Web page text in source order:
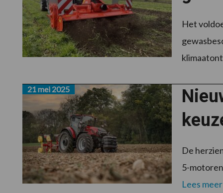
Het
21 mei 2025
De
5-
Lees meer